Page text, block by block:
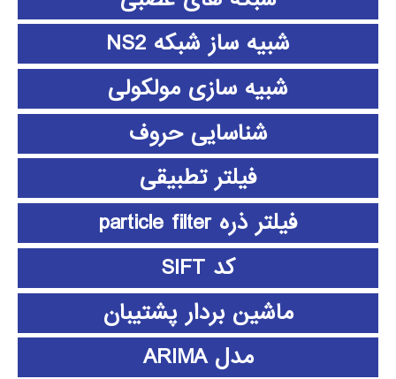
شبیه ساز شبکه NS2
شبیه سازی مولکولی
شناسایی حروف
فیلتر تطبیقی
فیلتر ذره particle filter
کد SIFT
ماشین بردار پشتیبان
مدل ARIMA